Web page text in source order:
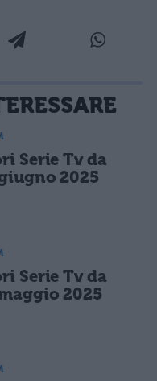
e di accettare quanto previsto dalla
sulla privacy
Serie Tv da
2025
Serie Tv da
2025